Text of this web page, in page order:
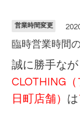
営業時間変更
臨時営業時間
誠に勝手なが
CLOTHING
日町店舗） は